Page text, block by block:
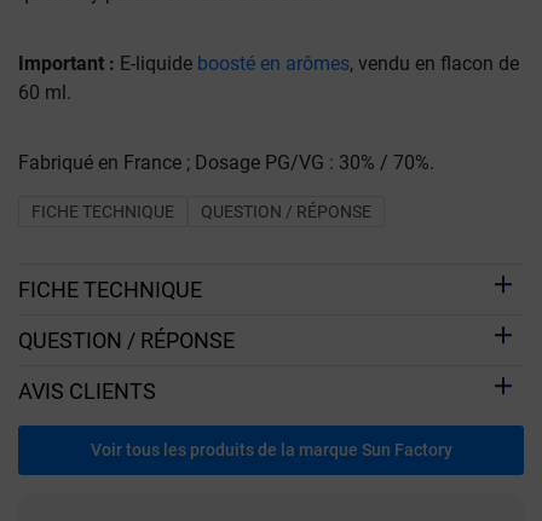
Important : E-liquide boosté en arômes, vendu en flacon de
60 ml.
Fabriqué en France ; Dosage PG/VG : 30% / 70%.
FICHE TECHNIQUE QUESTION / RÉPONSE
FICHE TECHNIQUE
QUESTION / RÉPONSE
AVIS CLIENTS
Voir tous les produits de la marque Sun Factory